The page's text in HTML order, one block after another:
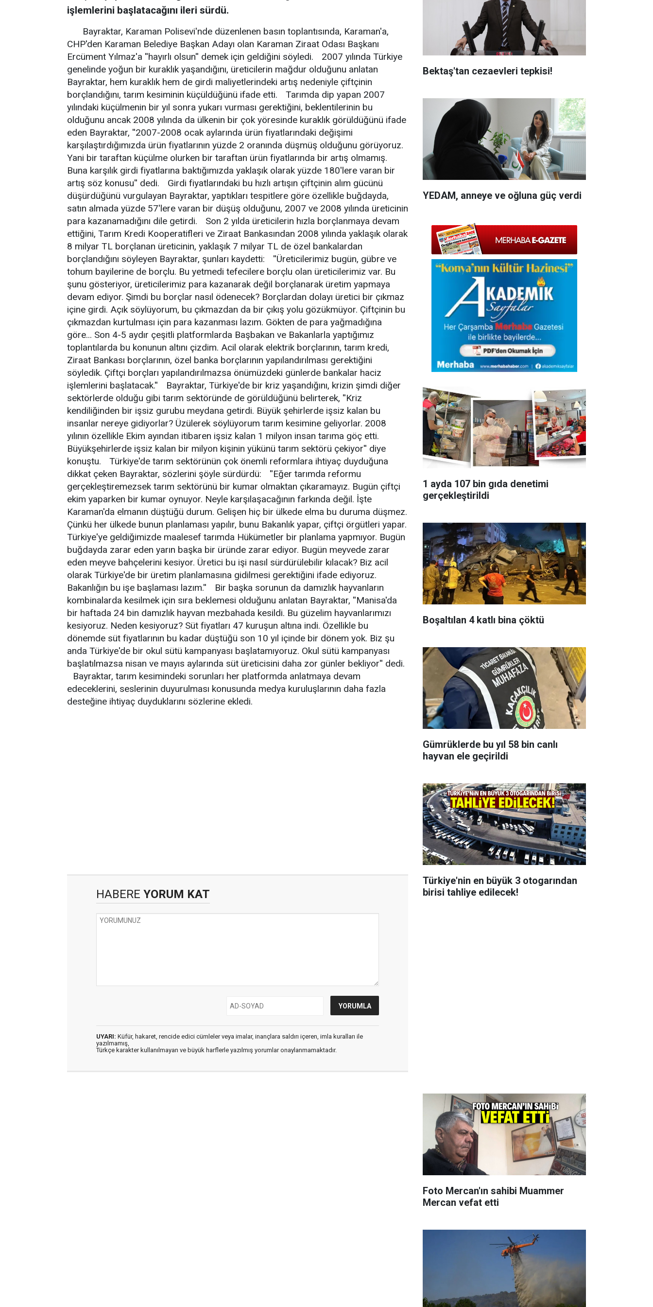
işlemlerini başlatacağını ileri sürdü.
Bayraktar, Karaman Polisevi'nde düzenlenen basın toplantısında, Karaman'a,
CHP'den Karaman Belediye Başkan Adayı olan Karaman Ziraat Odası Başkanı
Ercüment Yılmaz'a ''hayırlı olsun'' demek için geldiğini söyledi. 2007 yılında Türkiye
genelinde yoğun bir kuraklık yaşandığını, üreticilerin mağdur olduğunu anlatan
Bayraktar, hem kuraklık hem de girdi maliyetlerindeki artış nedeniyle çiftçinin
borçlandığını, tarım kesiminin küçüldüğünü ifade etti. Tarımda dip yapan 2007
yılındaki küçülmenin bir yıl sonra yukarı vurması gerektiğini, beklentilerinin bu
olduğunu ancak 2008 yılında da ülkenin bir çok yöresinde kuraklık görüldüğünü ifade
eden Bayraktar, ''2007-2008 ocak aylarında ürün fiyatlarındaki değişimi
karşılaştırdığımızda ürün fiyatlarının yüzde 2 oranında düşmüş olduğunu görüyoruz.
Yani bir taraftan küçülme olurken bir taraftan ürün fiyatlarında bir artış olmamış.
Buna karşılık girdi fiyatlarına baktığımızda yaklaşık olarak yüzde 180'lere varan bir
artış söz konusu'' dedi. Girdi fiyatlarındaki bu hızlı artışın çiftçinin alım gücünü
düşürdüğünü vurgulayan Bayraktar, yaptıkları tespitlere göre özellikle buğdayda,
satın almada yüzde 57'lere varan bir düşüş olduğunu, 2007 ve 2008 yılında üreticinin
para kazanamadığını dile getirdi. Son 2 yılda üreticilerin hızla borçlanmaya devam
ettiğini, Tarım Kredi Kooperatifleri ve Ziraat Bankasından 2008 yılında yaklaşık olarak
8 milyar TL borçlanan üreticinin, yaklaşık 7 milyar TL de özel bankalardan
borçlandığını söyleyen Bayraktar, şunları kaydetti: ''Üreticilerimiz bugün, gübre ve
tohum bayilerine de borçlu. Bu yetmedi tefecilere borçlu olan üreticilerimiz var. Bu
şunu gösteriyor, üreticilerimiz para kazanarak değil borçlanarak üretim yapmaya
devam ediyor. Şimdi bu borçlar nasıl ödenecek? Borçlardan dolayı üretici bir çıkmaz
içine girdi. Açık söylüyorum, bu çıkmazdan da bir çıkış yolu gözükmüyor. Çiftçinin bu
çıkmazdan kurtulması için para kazanması lazım. Gökten de para yağmadığına
göre... Son 4-5 aydır çeşitli platformlarda Başbakan ve Bakanlarla yaptığımız
toplantılarda bu konunun altını çizdim. Acil olarak elektrik borçlarının, tarım kredi,
Ziraat Bankası borçlarının, özel banka borçlarının yapılandırılması gerektiğini
söyledik. Çiftçi borçları yapılandırılmazsa önümüzdeki günlerde bankalar haciz
işlemlerini başlatacak.'' Bayraktar, Türkiye'de bir kriz yaşandığını, krizin şimdi diğer
sektörlerde olduğu gibi tarım sektöründe de görüldüğünü belirterek, ''Kriz
kendiliğinden bir işsiz gurubu meydana getirdi. Büyük şehirlerde işsiz kalan bu
insanlar nereye gidiyorlar? Üzülerek söylüyorum tarım kesimine geliyorlar. 2008
yılının özellikle Ekim ayından itibaren işsiz kalan 1 milyon insan tarıma göç etti.
Büyükşehirlerde işsiz kalan bir milyon kişinin yükünü tarım sektörü çekiyor'' diye
konuştu. Türkiye'de tarım sektörünün çok önemli reformlara ihtiyaç duyduğuna
dikkat çeken Bayraktar, sözlerini şöyle sürdürdü: ''Eğer tarımda reformu
gerçekleştiremezsek tarım sektörünü bir kumar olmaktan çıkaramayız. Bugün çiftçi
ekim yaparken bir kumar oynuyor. Neyle karşılaşacağının farkında değil. İşte
Karaman'da elmanın düştüğü durum. Gelişen hiç bir ülkede elma bu duruma düşmez.
Çünkü her ülkede bunun planlaması yapılır, bunu Bakanlık yapar, çiftçi örgütleri yapar.
Türkiye'ye geldiğimizde maalesef tarımda Hükümetler bir planlama yapmıyor. Bugün
buğdayda zarar eden yarın başka bir üründe zarar ediyor. Bugün meyvede zarar
eden meyve bahçelerini kesiyor. Üretici bu işi nasıl sürdürülebilir kılacak? Biz acil
olarak Türkiye'de bir üretim planlamasına gidilmesi gerektiğini ifade ediyoruz.
Bakanlığın bu işe başlaması lazım.'' Bir başka sorunun da damızlık hayvanların
kombinalarda kesilmek için sıra beklemesi olduğunu anlatan Bayraktar, ''Manisa'da
bir haftada 24 bin damızlık hayvan mezbahada kesildi. Bu güzelim hayvanlarımızı
kesiyoruz. Neden kesiyoruz? Süt fiyatları 47 kuruşun altına indi. Özellikle bu
dönemde süt fiyatlarının bu kadar düştüğü son 10 yıl içinde bir dönem yok. Biz şu
anda Türkiye'de bir okul sütü kampanyası başlatamıyoruz. Okul sütü kampanyası
başlatılmazsa nisan ve mayıs aylarında süt üreticisini daha zor günler bekliyor'' dedi.
Bayraktar, tarım kesimindeki sorunları her platformda anlatmaya devam
edeceklerini, seslerinin duyurulması konusunda medya kuruluşlarının daha fazla
desteğine ihtiyaç duyduklarını sözlerine ekledi.
HABERE YORUM KAT
UYARI: Küfür, hakaret, rencide edici cümleler veya imalar, inançlara saldırı içeren, imla kuralları ile
yazılmamış,
Türkçe karakter kullanılmayan ve büyük harflerle yazılmış yorumlar onaylanmamaktadır.
Bektaş'tan cezaevleri tepkisi!
YEDAM, anneye ve oğluna güç verdi
1 ayda 107 bin gıda denetimi
gerçekleştirildi
Boşaltılan 4 katlı bina çöktü
Gümrüklerde bu yıl 58 bin canlı
hayvan ele geçirildi
Türkiye'nin en büyük 3 otogarından
birisi tahliye edilecek!
Foto Mercan'ın sahibi Muammer
Mercan vefat etti